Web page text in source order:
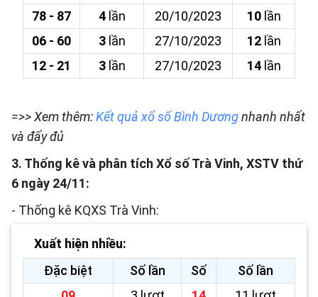
78 - 87
4lần 20/10/2023 10lần
06 - 60
3lần 27/10/2023 12lần
12 - 21
3lần 27/10/2023 14lần
=>> Xem thêm:Kết quả xổ số Bình Dươngnhanh nhất
và đẩy đủ
3. Thống kê và phân tích Xổ số Trà Vinh, XSTV thứ
6 ngày 24/11:
- Thống kê KQXS Trà Vinh:
Xuất hiện nhiều:
Đặc biệt
Số lần Số
Số lần